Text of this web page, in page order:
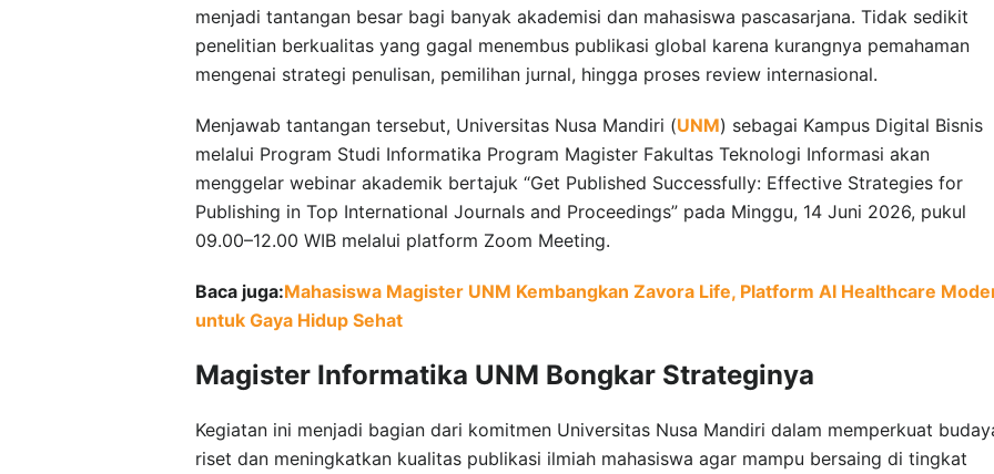
menjadi tantangan besar bagi banyak akademisi dan mahasiswa pascasarjana. Tidak sedikit
penelitian berkualitas yang gagal menembus publikasi global karena kurangnya pemahaman
mengenai strategi penulisan, pemilihan jurnal, hingga proses review internasional.
Menjawab tantangan tersebut, Universitas Nusa Mandiri (UNM) sebagai Kampus Digital Bisnis
melalui Program Studi Informatika Program Magister Fakultas Teknologi Informasi akan
menggelar webinar akademik bertajuk “Get Published Successfully: Effective Strategies for
Publishing in Top International Journals and Proceedings” pada Minggu, 14 Juni 2026, pukul
09.00–12.00 WIB melalui platform Zoom Meeting.
Baca juga:Mahasiswa Magister UNM Kembangkan Zavora Life, Platform AI Healthcare
untuk Gaya Hidup Sehat
Magister Informatika UNM Bongkar Strateginya
Kegiatan ini menjadi bagian dari komitmen Universitas Nusa Mandiri dalam memperkuat
riset dan meningkatkan kualitas publikasi ilmiah mahasiswa agar mampu bersaing di tingkat